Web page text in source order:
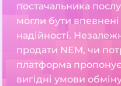
постачальника
могли бути впевнені
надійності.
продати NEM, чи
платформа
вигідні умови